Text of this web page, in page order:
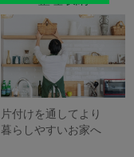
片付けを通してより
暮らしやすいお家へ